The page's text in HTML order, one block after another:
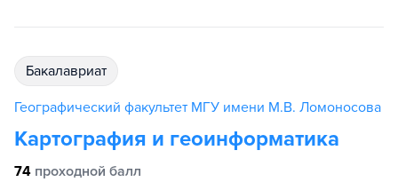
бакалавриат
Географический факультет МГУ имени М.В. Ломоносова
Картография и геоинформатика
74 проходной балл